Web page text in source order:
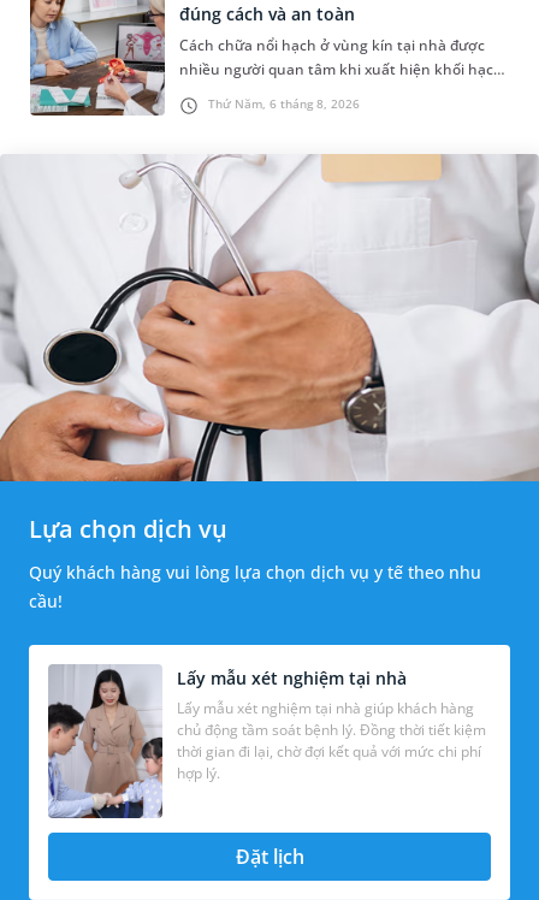
Thứ Năm, 6 tháng 8, 2026
đúng cách và an toàn
Cách chữa nổi hạch ở vùng kín tại nhà được
nhiều người quan tâm khi xuất hiện khối hạch
nhỏ ở vùng bẹn hoặc cơ quan sinh dục. Nếu
hạch mới xuất hiện, kích th...
Lựa chọn dịch vụ
Quý khách hàng vui lòng lựa chọn dịch vụ y tế theo nhu
cầu!
Lấy mẫu xét nghiệm tại nhà
Lấy mẫu xét nghiệm tại nhà giúp khách hàng
chủ động tầm soát bệnh lý. Đồng thời tiết kiệm
thời gian đi lại, chờ đợi kết quả với mức chi phí
hợp lý.
Đặt lịch